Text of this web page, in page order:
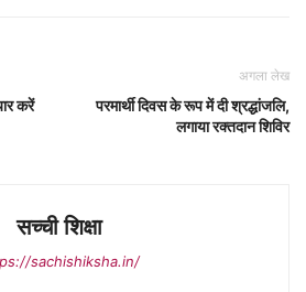
करें
अगला लेख
परमार्थी दिवस के रूप में दी श्रद्धांजलि,
लगाया रक्तदान शिविर
सच्ची शिक्षा
sachishiksha.in/